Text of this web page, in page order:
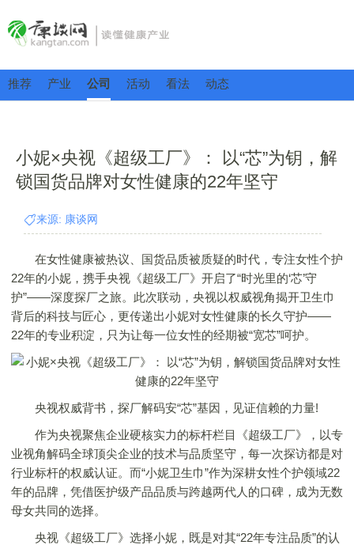
推荐 产业 公司 活动 看法 动态
小妮×央视《超级工厂》： 以“芯”为钥，解
锁国货品牌对女性健康的22年坚守
来源: 康谈网
在女性健康被热议、国货品质被质疑的时代，专注女性个护
22年的小妮，携手央视《超级工厂》开启了“时光里的‘芯’守
护”——深度探厂之旅。此次联动，央视以权威视角揭开卫生巾
背后的科技与匠心，更传递出小妮对女性健康的长久守护——
22年的专业积淀，只为让每一位女性的经期被“宽芯”呵护。
央视权威背书，探厂解码安“芯”基因，见证信赖的力量!
作为央视聚焦企业硬核实力的标杆栏目《超级工厂》，以专
业视角解码全球顶尖企业的技术与品质坚守，每一次探访都是对
行业标杆的权威认证。而“小妮卫生巾”作为深耕女性个护领域22
年的品牌，凭借医护级产品品质与跨越两代人的口碑，成为无数
母女共同的选择。
央视《超级工厂》选择小妮，既是对其“22年专注品质”的认